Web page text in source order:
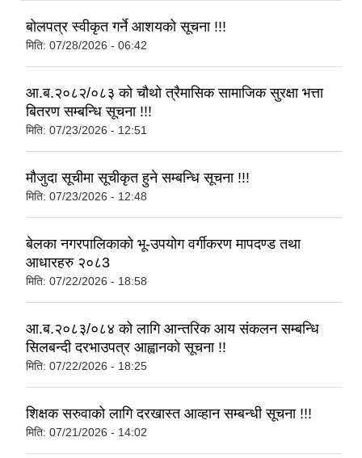
बोलपत्र स्वीकृत गर्ने आशयको सूचना !!!
मिति: 07/28/2026 - 06:42
आ.ब.२०८२/०८३ को चौथो त्रैमासिक सामाजिक सुरक्षा भत्ता
बितरण सम्बन्धि सूचना !!!
मिति: 07/23/2026 - 12:51
मौजुदा सूचीमा सूचीकृत हुने सम्बन्धि सूचना !!!
मिति: 07/23/2026 - 12:48
बेलका नगरपालिकाको भू-उपयोग वर्गीकरण मापदण्ड तथा
आधारहरु २०८3
मिति: 07/22/2026 - 18:58
आ.ब.२०८३/०८४ को लागि आन्तरिक आय संकलन सम्बन्धि
सिलबन्दी दरभाउपत्र आह्वानको सूचना !!
मिति: 07/22/2026 - 18:25
शिक्षक सरुवाको लागि दरखास्त आव्हान सम्बन्धी सूचना !!!
मिति: 07/21/2026 - 14:02